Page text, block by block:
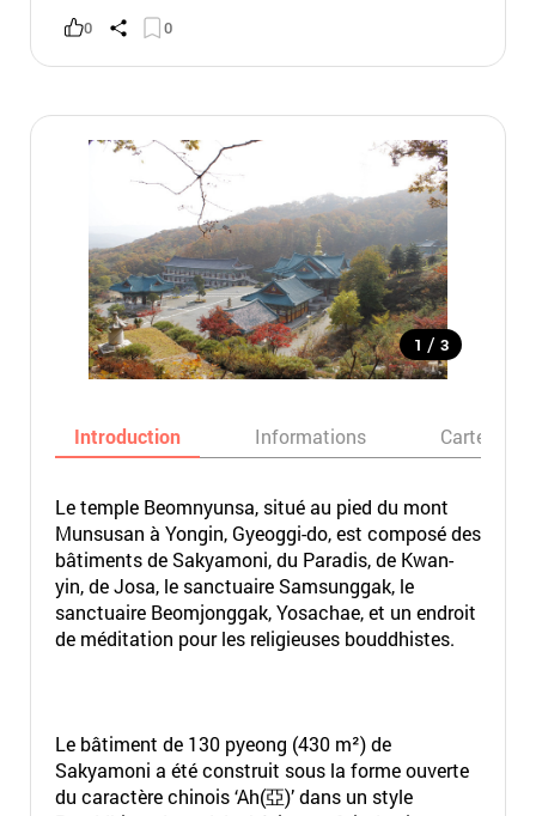
0 0
1 / 3
Introduction Informations Carte
Le temple Beomnyunsa, situé au pied du mont
Munsusan à Yongin, Gyeoggi-do, est composé des
bâtiments de Sakyamoni, du Paradis, de Kwan-
yin, de Josa, le sanctuaire Samsunggak, le
sanctuaire Beomjonggak, Yosachae, et un endroit
de méditation pour les religieuses bouddhistes.
Le bâtiment de 130 pyeong (430 m²) de
Sakyamoni a été construit sous la forme ouverte
du caractère chinois ‘Ah(亞)’ dans un style